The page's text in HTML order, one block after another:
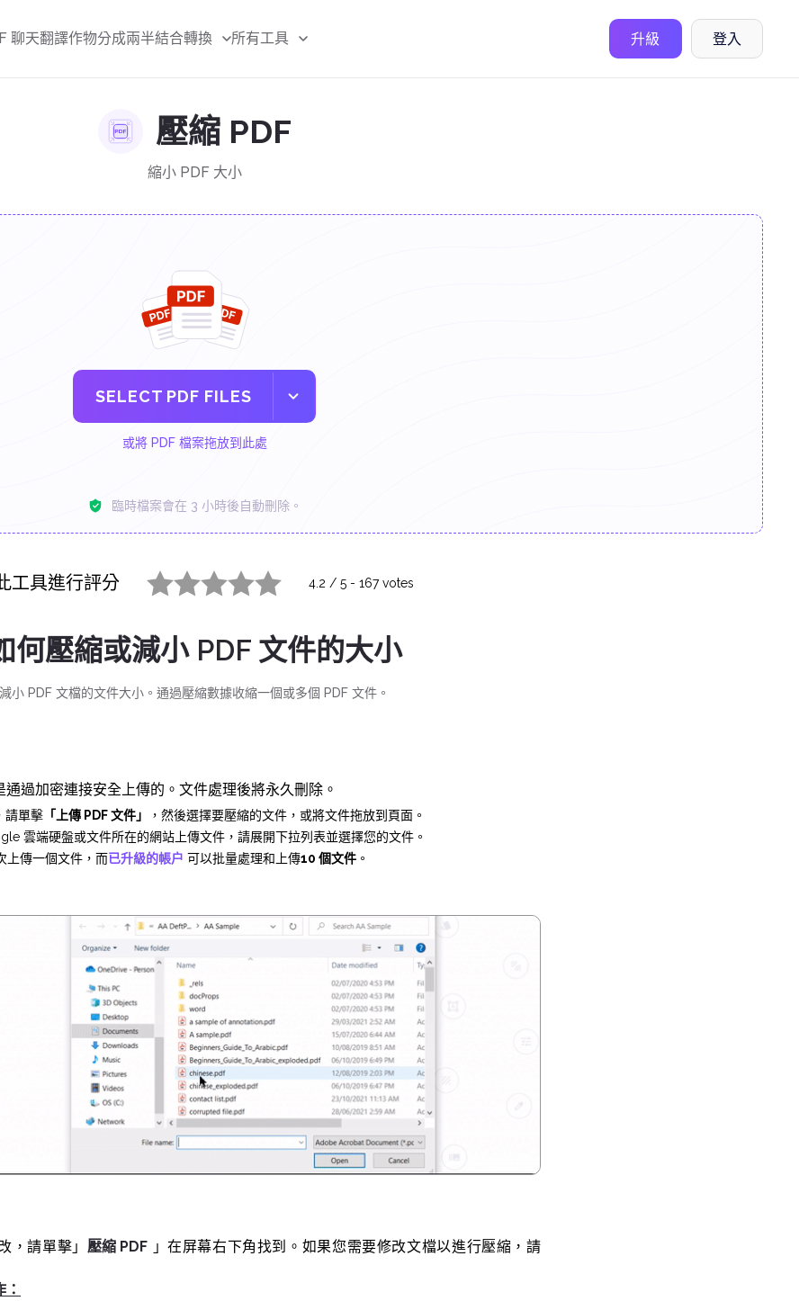
聊天翻譯作物分成兩半結合轉換 所有工具 升級 登入
壓縮 PDF
縮小 PDF 大小
SELECT PDF FILES
或將 PDF 檔案拖放到此處
臨時檔案會在 3 小時後自動刪除。
工具進行評分 4.2 / 5- 167votes
何壓縮或減小 PDF 文件的大小
減小 PDF 文檔的文件大小。通過壓縮數據收縮一個或多個 PDF 文件。
過加密連接安全上傳的。文件處理後將永久刪除。
請單擊 「上傳 PDF 文件」
，然後選擇要壓縮的文件，或將文件拖放到頁面。
雲端硬盤或文件所在的網站上傳文件，請展開下拉列表並選擇您的文件。
上傳一個文件，而已升級的帳户 可以批量處理和上傳10 個文件 。
，請單擊」 壓縮 PDF 」在屏幕右下角找到。如果您需要修改文檔以進行壓縮，請